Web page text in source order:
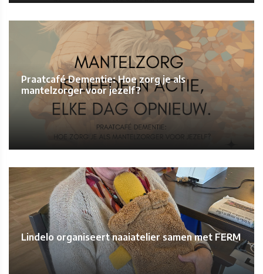
Praatcafé Dementie: Hoe zorg je als
mantelzorger voor jezelf?
Lindelo organiseert naaiatelier samen met FERM